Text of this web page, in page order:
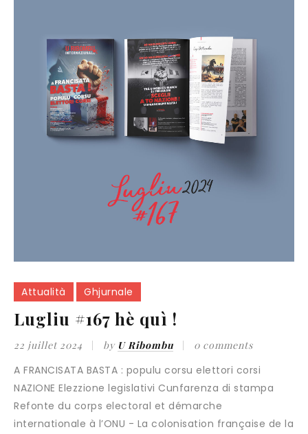
Attualità Ghjurnale
Lugliu #167 hè quì !
22 juillet 2024 by U Ribombu 0 comments
A FRANCISATA BASTA : populu corsu elettori corsi
NAZIONE Elezzione legislativi Cunfarenza di stampa
Refonte du corps electoral et démarche
internationale à l’ONU - La colonisation française de la